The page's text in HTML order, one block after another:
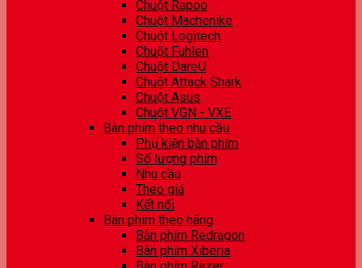
Chuột Rapoo
Chuột Machenike
Chuột Logitech
Chuột Fuhlen
Chuột DareU
Chuột Attack Shark
Chuột Asus
Chuột VGN - VXE
Bàn phím theo nhu cầu
Phụ kiện bàn phím
Số lượng phím
Nhu cầu
Theo giá
Kết nối
Bàn phím theo hãng
Bàn phím Redragon
Bàn phím Xiberia